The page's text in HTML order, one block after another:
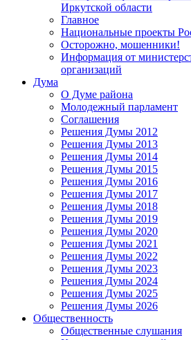
Иркутской области
Главное
Национальные проекты
Осторожно, мошенники!
Информация от
организаций
Дума
О Думе района
Молодежный парламент
Соглашения
Решения Думы 2012
Решения Думы 2013
Решения Думы 2014
Решения Думы 2015
Решения Думы 2016
Решения Думы 2017
Решения Думы 2018
Решения Думы 2019
Решения Думы 2020
Решения Думы 2021
Решения Думы 2022
Решения Думы 2023
Решения Думы 2024
Решения Думы 2025
Решения Думы 2026
Общественность
Общественные слушания